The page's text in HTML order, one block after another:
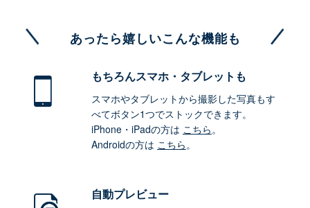
あったら嬉しいこんな機能も
もちろんスマホ・タブレットも
スマホやタブレットから撮影した写真もす
べてボタン1つでストックできます。
iPhone・iPadの方は こちら。
Androidの方は こちら。
自動プレビュー